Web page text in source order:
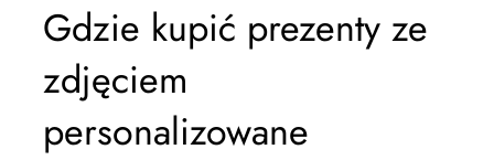
Gdzie kupić prezenty ze
zdjęciem
personalizowane